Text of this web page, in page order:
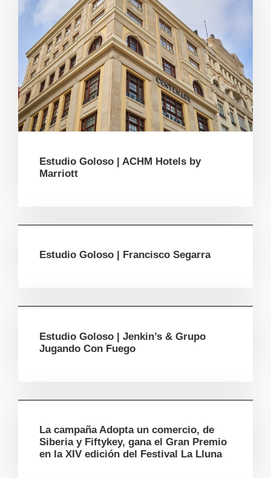
Estudio Goloso | ACHM Hotels by
Marriott
Estudio Goloso | Francisco Segarra
Estudio Goloso | Jenkin’s & Grupo
Jugando Con Fuego
La campaña Adopta un comercio, de
Siberia y Fiftykey, gana el Gran Premio
en la XIV edición del Festival La Lluna